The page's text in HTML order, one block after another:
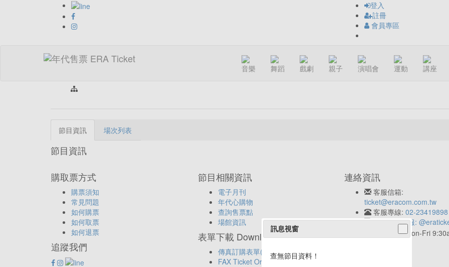
登入
註冊
會員專區
音樂 舞蹈 戲劇 親子 演唱會 運動 講座
首頁 > 類
節目資訊 場次列表
節目資訊
購取票方式
購票須知
常見問題
如何購票
如何取票
如何退票
追蹤我們
節目相關資訊
電子月刊
年代心購物
查詢售票點
場館資訊
表單下載 Download
傳真訂購表單(中文)
FAX Ticket Order Form(English)
連絡資訊
客服信箱:
ticket@eracom.com.tw
客服專線: 02-23419898
LINE客服:
服務時間:Mon-Fri
訊息視窗
查無節目資料！